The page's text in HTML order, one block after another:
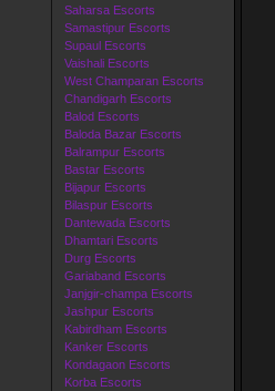
Saharsa Escorts
Samastipur Escorts
Supaul Escorts
Vaishali Escorts
West Champaran Escorts
Chandigarh Escorts
Balod Escorts
Baloda Bazar Escorts
Balrampur Escorts
Bastar Escorts
Bijapur Escorts
Bilaspur Escorts
Dantewada Escorts
Dhamtari Escorts
Durg Escorts
Gariaband Escorts
Janjgir-champa Escorts
Jashpur Escorts
Kabirdham Escorts
Kanker Escorts
Kondagaon Escorts
Korba Escorts